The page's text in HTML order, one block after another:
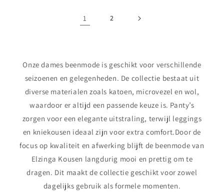
1 2
Onze dames beenmode is geschikt voor verschillende
seizoenen en gelegenheden. De collectie bestaat uit
diverse materialen zoals katoen, microvezel en wol,
waardoor er altijd een passende keuze is. Panty’s
zorgen voor een elegante uitstraling, terwijl leggings
en kniekousen ideaal zijn voor extra comfort.Door de
focus op kwaliteit en afwerking blijft de beenmode van
Elzinga Kousen langdurig mooi en prettig om te
dragen. Dit maakt de collectie geschikt voor zowel
dagelijks gebruik als formele momenten.